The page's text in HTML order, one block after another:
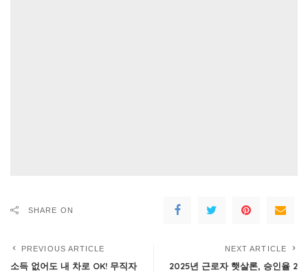
SHARE ON
PREVIOUS ARTICLE
소득 없어도 내 차로 OK! 무직자
NEXT ARTICLE
2025년 근로자 햇살론, 승인율 2